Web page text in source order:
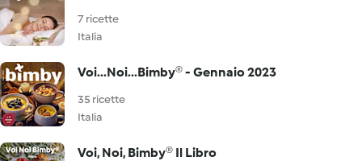
7 ricette
Italia
Voi...Noi...Bimby® - Gennaio 2023
35 ricette
Italia
Voi, Noi, Bimby® Il Libro